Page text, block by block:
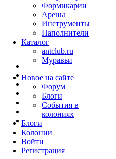
Формикарии
Арены
Инструменты
Наполнители
Каталог
antclub.ru
Муравьи
Новое на сайте
Форум
Блоги
События в
колониях
Блоги
Колонии
Войти
Peгиcтpaция